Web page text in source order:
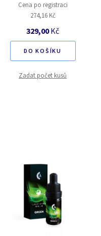
Cena po registraci
274,16 Kč
329,00Kč
DO KOŠÍKU
Zadat počet kusů